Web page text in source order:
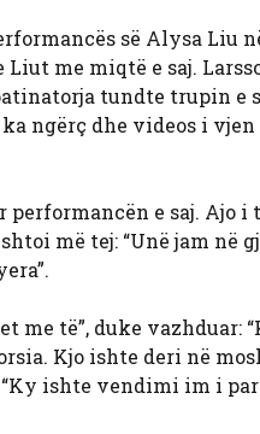
së Alysa Liu
me miqtë e saj.
tundte trupin e
ngërç dhe videos i
e saj. Ajo i
më tej: “Unë jam në
të”, duke vazhduar:
Kjo ishte deri në
ishte vendimi im i